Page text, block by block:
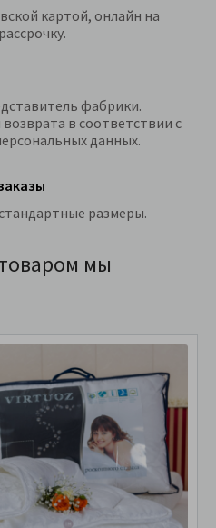
картой, онлайн на
фабрики.
в соответствии с
данных.
размеры.
мы